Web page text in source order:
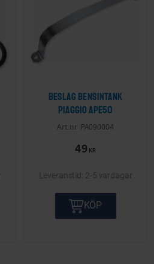
Beslag bensintank
Piaggio APE50
PA090004
49 KR
2-5 vardagar
KÖP